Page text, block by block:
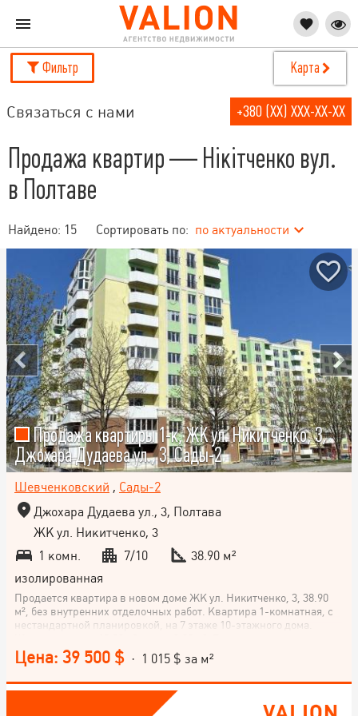
Фильтр Карта
Связаться с нами +380 (XX) XXX-XX-XX
Продажа квартир — Нікітченко вул.
в Полтаве
Найдено: 15 Сортировать по: по актуальности
Продажа квартиры 1-к, ЖК ул. Никитченко, 3,
Джохара Дудаева ул., 3, Сады-2
Шевченковский , Сады-2
Джохара Дудаева ул., 3, Полтава
ЖК ул. Никитченко, 3
1 комн.
7/10
38.90 м²
изолированная
Продается квартира в новом доме ЖК ул. Никитченко, 3, 38.90
м², без внутренних отделочных работ. Квартира 1-комнатная, с
нестандартной планировкой, на 7 этаже 10-этажного дома.
комфортном районе Сады-2, Полтава. Не упустите шанс купить
эту квартиру в новостройке! Позвоните сейчас и узнайте больше!
Цена: 39 500 $ · 1 015 $ за м²